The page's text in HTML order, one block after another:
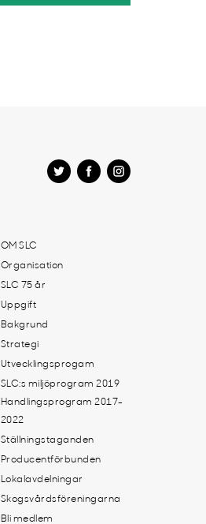
OM SLC
Organisation
SLC 75 år
Uppgift
Bakgrund
Strategi
Utvecklingsprogam
SLC:s miljöprogram 2019
Handlingsprogram 2017-
2022
Ställningstaganden
Producentförbunden
Lokalavdelningar
Skogsvårdsföreningarna
Bli medlem